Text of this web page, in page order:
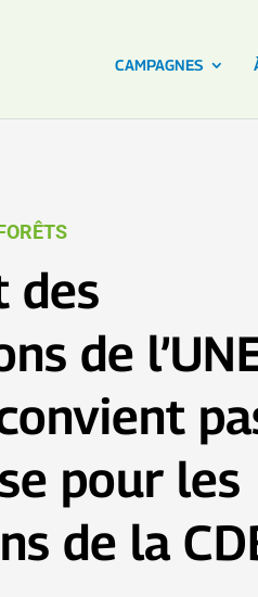
CAMPAGNES
des
de
pour les
de la